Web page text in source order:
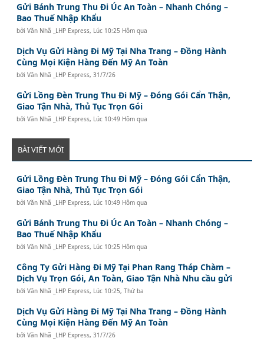
Gửi Bánh Trung Thu Đi Úc An Toàn – Nhanh Chóng –
Bao Thuế Nhập Khẩu
bởiVăn Nhã _LHP Express, Lúc 10:25 Hôm qua
Dịch Vụ Gửi Hàng Đi Mỹ Tại Nha Trang – Đồng Hành
Cùng Mọi Kiện Hàng Đến Mỹ An Toàn
bởiVăn Nhã _LHP Express,31/7/26
Gửi Lồng Đèn Trung Thu Đi Mỹ – Đóng Gói Cẩn Thận,
Giao Tận Nhà, Thủ Tục Trọn Gói
bởiVăn Nhã _LHP Express, Lúc 10:49 Hôm qua
BÀI VIẾT MỚI
Gửi Lồng Đèn Trung Thu Đi Mỹ – Đóng Gói Cẩn Thận,
Giao Tận Nhà, Thủ Tục Trọn Gói
bởiVăn Nhã _LHP Express, Lúc 10:49 Hôm qua
Gửi Bánh Trung Thu Đi Úc An Toàn – Nhanh Chóng –
Bao Thuế Nhập Khẩu
bởiVăn Nhã _LHP Express, Lúc 10:25 Hôm qua
Công Ty Gửi Hàng Đi Mỹ Tại Phan Rang Tháp Chàm –
Dịch Vụ Trọn Gói, An Toàn, Giao Tận Nhà Nhu cầu gửi
bởiVăn Nhã _LHP Express, Lúc 10:25, Thứ ba
Dịch Vụ Gửi Hàng Đi Mỹ Tại Nha Trang – Đồng Hành
Cùng Mọi Kiện Hàng Đến Mỹ An Toàn
bởiVăn Nhã _LHP Express,31/7/26